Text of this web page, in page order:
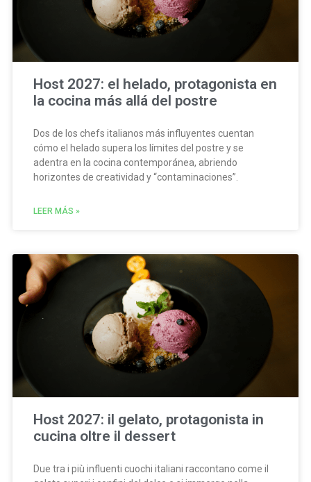
Host 2027: el helado, protagonista en
la cocina más allá del postre
Dos de los chefs italianos más influyentes cuentan
cómo el helado supera los límites del postre y se
adentra en la cocina contemporánea, abriendo
horizontes de creatividad y “contaminaciones”.
LEER MÁS »
Host 2027: il gelato, protagonista in
cucina oltre il dessert
Due tra i più influenti cuochi italiani raccontano come il